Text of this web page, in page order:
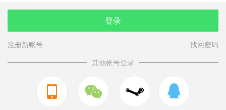
安全提问(未设置请忽略)
登录
注册新账号
找回密码
其他帐号登录
  